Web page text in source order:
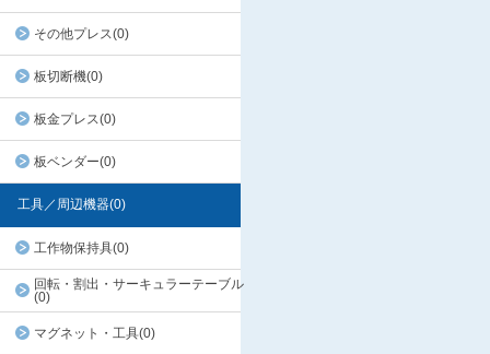
その他プレス(0)
板切断機(0)
板金プレス(0)
板ベンダー(0)
工具／周辺機器(0)
工作物保持具(0)
回転・割出・サーキュラーテーブル
(0)
マグネット・工具(0)